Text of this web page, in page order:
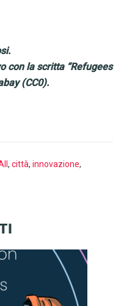
con la scritta “Refugees
(CC0).
, città, innovazione,